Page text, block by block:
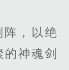
，以绝
神魂剑